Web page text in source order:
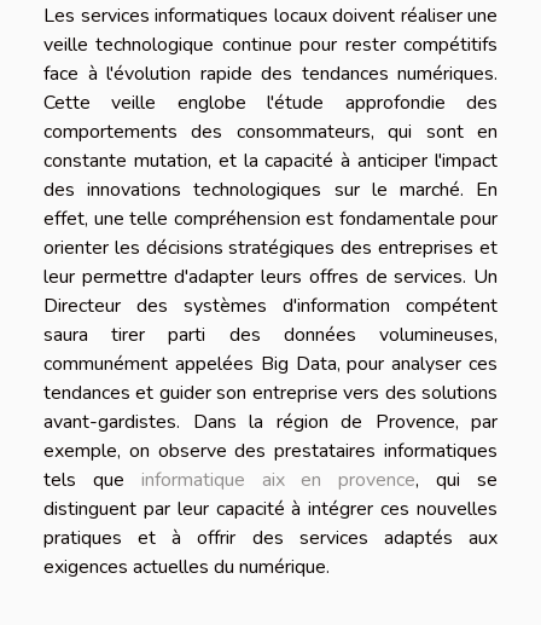
Les services informatiques locaux doivent réaliser une
veille technologique continue pour rester compétitifs
face à l'évolution rapide des tendances numériques.
Cette veille englobe l'étude approfondie des
comportements des consommateurs, qui sont en
constante mutation, et la capacité à anticiper l'impact
des innovations technologiques sur le marché. En
effet, une telle compréhension est fondamentale pour
orienter les décisions stratégiques des entreprises et
leur permettre d'adapter leurs offres de services. Un
Directeur des systèmes d'information compétent
saura tirer parti des données volumineuses,
communément appelées Big Data, pour analyser ces
tendances et guider son entreprise vers des solutions
avant-gardistes. Dans la région de Provence, par
exemple, on observe des prestataires informatiques
tels que informatique aix en provence, qui se
distinguent par leur capacité à intégrer ces nouvelles
pratiques et à offrir des services adaptés aux
exigences actuelles du numérique.